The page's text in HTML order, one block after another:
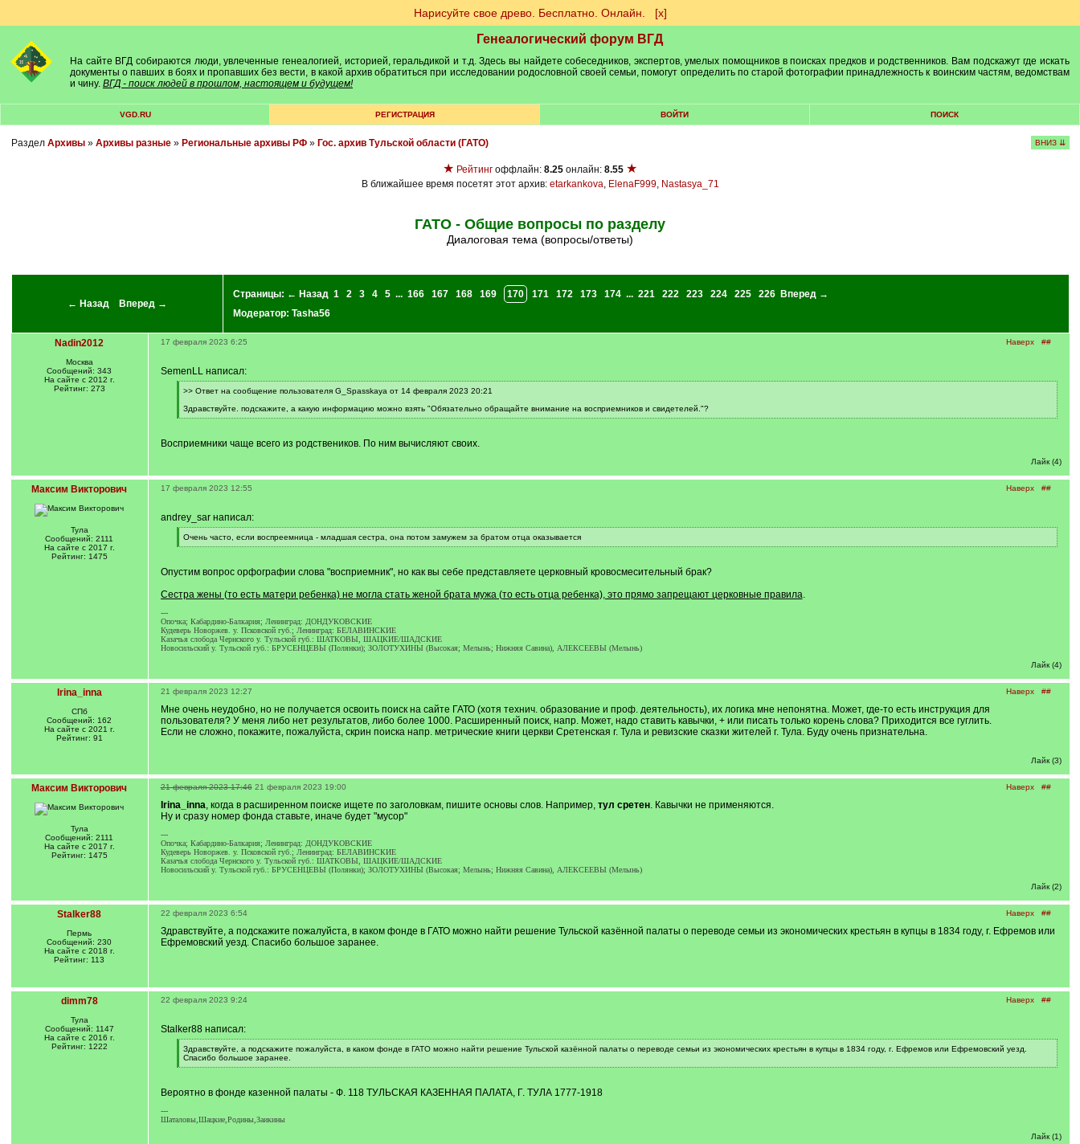
Нарисуйте свое древо. Бесплатно. Онлайн. [х]
Генеалогический форум ВГД
На сайте ВГД собираются люди, увлеченные генеалогией, историей, геральдикой и т.д. Здесь вы найдете собеседников, экспертов, умелых помощников в поисках предков и родственников. Вам подскажут где искать
документы о павших в боях и пропавших без вести, в какой архив обратиться при исследовании родословной своей семьи, помогут определить по старой фотографии принадлежность к воинским частям, ведомствам
и чину. ВГД - поиск людей в прошлом, настоящем и будущем!
VGD.RU РЕГИСТРАЦИЯ ВОЙТИ ПОИСК
Раздел Архивы» Архивы разные» Региональные архивы РФ» Гос. архив Тульской области (ГАТО) ВНИЗ ⇊
★ Рейтинг оффлайн: 8.25 онлайн: 8.55 ★
В ближайшее время посетят этот архив: etarkankova, ElenaF999, Nastasya_71
ГАТО - Общие вопросы по разделу
Диалоговая тема (вопросы/ответы)
← Назад Вперед →
Страницы: ← Назад 1 2 3 4 5 ... 166 167 168 169 170 171 172 173 174 ... 221 222 223 224 225 226
Вперед →
Модератор: Tasha56
Nadin2012
Москва
Сообщений: 343
На сайте с 2012 г.
Рейтинг: 273
Наверх ##
17 февраля 2023 6:25
SemenLL написал:
[
]
>> Ответ на сообщение пользователя G_Spasskaya от 14 февраля 2023 20:21
Здравствуйте. подскажите, а какую информацию можно взять "Обязательно обращайте внимание на восприемников и свидетелей."?
[
]
Восприемники чаще всего из родствеников. По ним вычисляют своих.
Лайк (4)
Максим Викторович
Тула
Сообщений: 2111
На сайте с 2017 г.
Рейтинг: 1475
Наверх ##
17 февраля 2023 12:55
andrey_sar написал:
[
q
Очень часто, если воспреемница - младшая сестра, она потом замужем за братом отца оказывается
[
]
Опустим вопрос орфографии слова "восприемник", но как вы себе представляете церковный кровосмесительный брак?
Сестра жены (то есть матери ребенка) не могла стать женой брата мужа (то есть отца ребенка), это прямо запрещают церковные правила.
---
Опочка; Кабардино-Балкария; Ленинград: ДОНДУКОВСКИЕ
Кудеверь Новоржев. у. Псковской губ.; Ленинград: БЕЛАВИНСКИЕ
Казачья слобода Чернского у. Тульской губ.: ШАТКОВЫ, ШАЦКИЕ/ШАДСКИЕ
Новосильский у. Тульской губ.: БРУСЕНЦЕВЫ (Полянки); ЗОЛОТУХИНЫ (Высокая; Мелынь; Нижняя Савина), АЛЕКСЕЕВЫ (Мелынь)
Лайк (4)
Irina_inna
СПб
Сообщений: 162
На сайте с 2021 г.
Рейтинг: 91
Наверх ##
21 февраля 2023 12:27
Мне очень неудобно, но не получается освоить поиск на сайте ГАТО (хотя технич. образование и проф. деятельность), их логика мне непонятна. Может, где-то есть инструкция для
пользователя? У меня либо нет результатов, либо более 1000. Расширенный поиск, напр. Может, надо ставить кавычки, + или писать только корень слова? Приходится все гуглить.
Если не сложно, покажите, пожалуйста, скрин поиска напр. метрические книги церкви Сретенская г. Тула и ревизские сказки жителей г. Тула. Буду очень признательна.
Лайк (3)
Максим Викторович
Тула
Сообщений: 2111
На сайте с 2017 г.
Рейтинг: 1475
Наверх ##
21 февраля 2023 17:46 21 февраля 2023 19:00
Irina_inna, когда в расширенном поиске ищете по заголовкам, пишите основы слов. Например, тул сретен. Кавычки не применяются.
Ну и сразу номер фонда ставьте, иначе будет "мусор"
---
Опочка; Кабардино-Балкария; Ленинград: ДОНДУКОВСКИЕ
Кудеверь Новоржев. у. Псковской губ.; Ленинград: БЕЛАВИНСКИЕ
Казачья слобода Чернского у. Тульской губ.: ШАТКОВЫ, ШАЦКИЕ/ШАДСКИЕ
Новосильский у. Тульской губ.: БРУСЕНЦЕВЫ (Полянки); ЗОЛОТУХИНЫ (Высокая; Мелынь; Нижняя Савина), АЛЕКСЕЕВЫ (Мелынь)
Лайк (2)
Stalker88
Пермь
Сообщений: 230
На сайте с 2018 г.
Рейтинг: 113
Наверх ##
22 февраля 2023 6:54
Здравствуйте, а подскажите пожалуйста, в каком фонде в ГАТО можно найти решение Тульской казённой палаты о переводе семьи из экономических крестьян в купцы в 1834 году, г. Ефремов или
Ефремовский уезд. Спасибо большое заранее.
dimm78
Тула
Сообщений: 1147
На сайте с 2016 г.
Рейтинг: 1222
Наверх ##
22 февраля 2023 9:24
Stalker88 написал:
[
q
]
Здравствуйте, а подскажите пожалуйста, в каком фонде в ГАТО можно найти решение Тульской казённой палаты о переводе семьи из экономических крестьян в купцы в 1834 году, г. Ефремов или Ефремовский уезд.
Спасибо большое заранее.
[
]
Вероятно в фонде казенной палаты - Ф. 118 ТУЛЬСКАЯ КАЗЕННАЯ ПАЛАТА, Г. ТУЛА 1777-1918
---
Шаталовы,Шацкие,Родины,Заикины
Лайк (1)